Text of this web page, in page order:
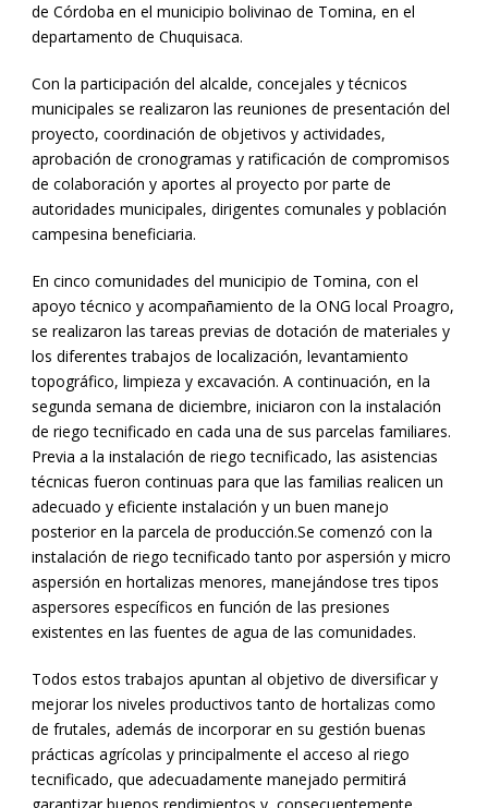
de Córdoba en el municipio bolivinao de Tomina, en el
departamento de Chuquisaca.
Con la participación del alcalde, concejales y técnicos
municipales se realizaron las reuniones de presentación del
proyecto, coordinación de objetivos y actividades,
aprobación de cronogramas y ratificación de compromisos
de colaboración y aportes al proyecto por parte de
autoridades municipales, dirigentes comunales y población
campesina beneficiaria.
En cinco comunidades del municipio de Tomina, con el
apoyo técnico y acompañamiento de la ONG local Proagro,
se realizaron las tareas previas de dotación de materiales y
los diferentes trabajos de localización, levantamiento
topográfico, limpieza y excavación. A continuación, en la
segunda semana de diciembre, iniciaron con la instalación
de riego tecnificado en cada una de sus parcelas familiares.
Previa a la instalación de riego tecnificado, las asistencias
técnicas fueron continuas para que las familias realicen un
adecuado y eficiente instalación y un buen manejo
posterior en la parcela de producción.Se comenzó con la
instalación de riego tecnificado tanto por aspersión y micro
aspersión en hortalizas menores, manejándose tres tipos
aspersores específicos en función de las presiones
existentes en las fuentes de agua de las comunidades.
Todos estos trabajos apuntan al objetivo de diversificar y
mejorar los niveles productivos tanto de hortalizas como
de frutales, además de incorporar en su gestión buenas
prácticas agrícolas y principalmente el acceso al riego
tecnificado, que adecuadamente manejado permitirá